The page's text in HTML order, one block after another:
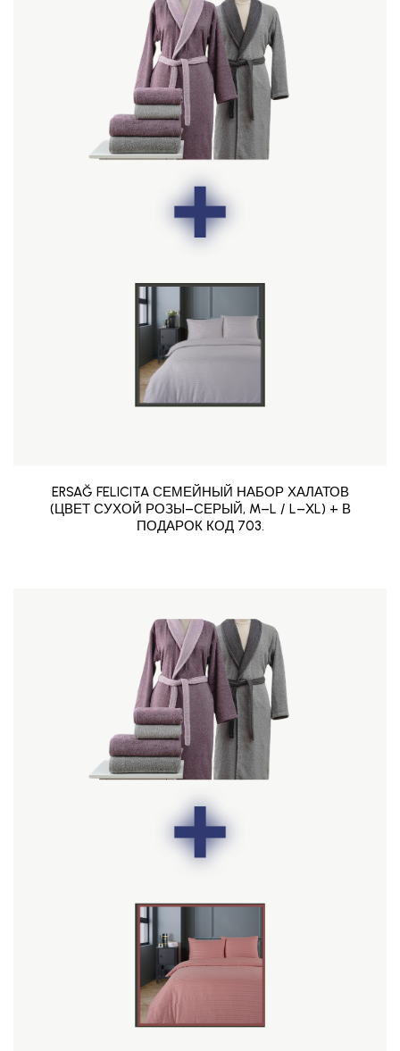
ERSAĞ FELICITA СЕМЕЙНЫЙ НАБОР ХАЛАТОВ
(ЦВЕТ СУХОЙ РОЗЫ–СЕРЫЙ, M–L / L–XL) + В
ПОДАРОК КОД 703.